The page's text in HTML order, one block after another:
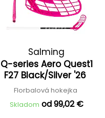
Salming
Q-series Aero Quest1
F27 Black/Silver '26
Florbalová hokejka
Skladom od 99,02 €